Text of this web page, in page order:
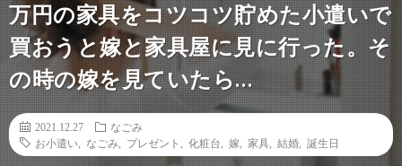
万円の家具をコツコツ貯めた小遣いで
買おうと嫁と家具屋に見に行った。そ
の時の嫁を見ていたら…
2021.12.27
なごみ
お小遣い
なごみ プレゼント 化粧台 嫁 家具 結婚 誕生日